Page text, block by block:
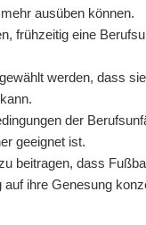
ausüben können.
frühzeitig eine
werden, dass
der
geeignet ist.
beitragen, dass
ihre Genesung